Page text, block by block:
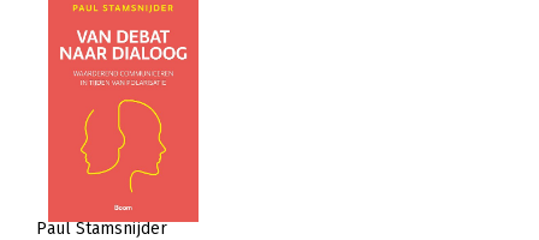
Paul Stamsnijder